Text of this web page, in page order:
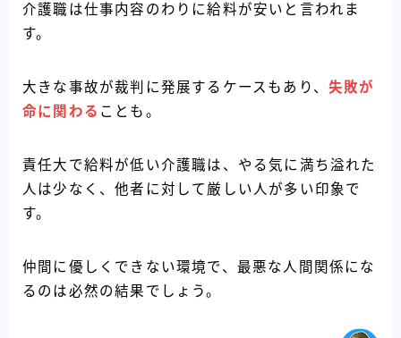
介護職は仕事内容のわりに給料が安いと言われま
す。
大きな事故が裁判に発展するケースもあり、 失敗が
命に関わる ことも。
責任大で給料が低い介護職は、やる気に満ち溢れた
人は少なく、他者に対して厳しい人が多い印象で
す。
仲間に優しくできない環境で、最悪な人間関係にな
るのは必然の結果でしょう。